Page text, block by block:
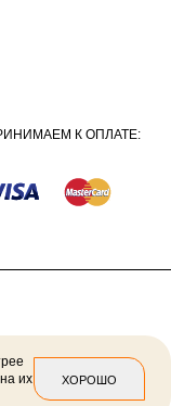
К ОПЛАТЕ:
их
ХОРОШО